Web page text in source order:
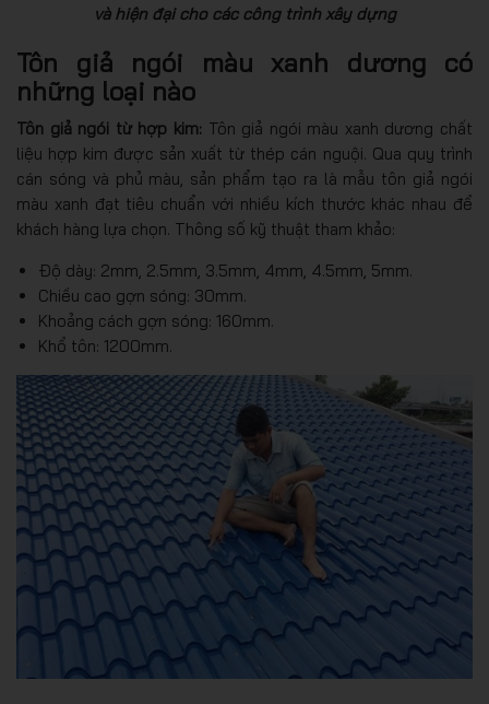
và hiện đại cho các công trình xây dựng
Tôn giả ngói màu xanh dương có
những loại nào
Tôn giả ngói từ hợp kim: Tôn giả ngói màu xanh dương chất
liệu hợp kim được sản xuất từ thép cán nguội. Qua quy trình
cán sóng và phủ màu, sản phẩm tạo ra là mẫu tôn giả ngói
màu xanh đạt tiêu chuẩn với nhiều kích thước khác nhau để
khách hàng lựa chọn. Thông số kỹ thuật tham khảo:
Độ dày: 2mm, 2.5mm, 3.5mm, 4mm, 4.5mm, 5mm.
Chiều cao gợn sóng: 30mm.
Khoảng cách gợn sóng: 160mm.
Khổ tôn: 1200mm.